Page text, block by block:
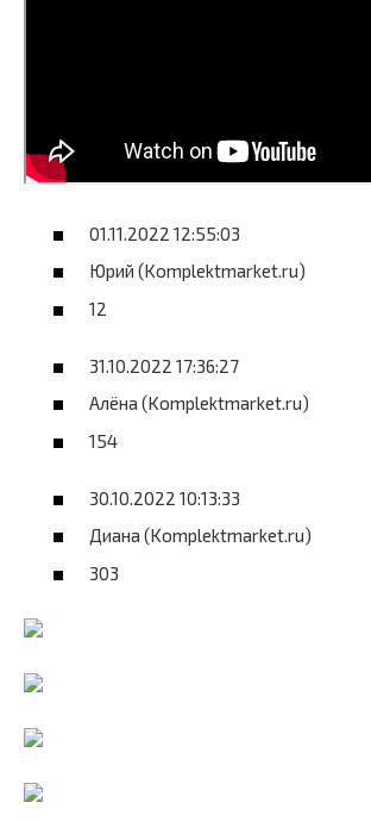
01.11.2022 12:55:03
Юрий (Komplektmarket.ru)
12
31.10.2022 17:36:27
Алёна (Komplektmarket.ru)
154
30.10.2022 10:13:33
Диана (Komplektmarket.ru)
303